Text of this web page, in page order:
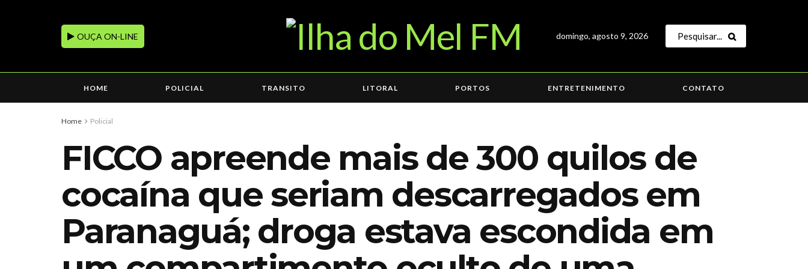
OUÇA ON-LINE domingo, agosto 9, 2026
HOME POLICIAL TRANSITO LITORAL PORTOS ENTRETENIMENTO CONTATO
Home Policial
FICCO apreende mais de 300 quilos de
cocaína que seriam descarregados em
Paranaguá; droga estava escondida em